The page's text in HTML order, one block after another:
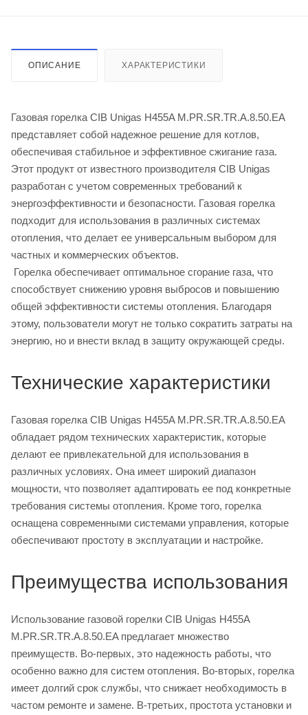
ОПИСАНИЕ ХАРАКТЕРИСТИКИ
Газовая горелка CIB Unigas H455A M.PR.SR.TR.A.8.50.EA
представляет собой надежное решение для котлов,
обеспечивая стабильное и эффективное сжигание газа.
Этот продукт от известного производителя CIB Unigas
разработан с учетом современных требований к
энергоэффективности и безопасности. Газовая горелка
подходит для использования в различных системах
отопления, что делает ее универсальным выбором для
частных и коммерческих объектов.
Горелка обеспечивает оптимальное сгорание газа, что
способствует снижению уровня выбросов и повышению
общей эффективности системы отопления. Благодаря
этому, пользователи могут не только сократить затраты на
энергию, но и внести вклад в защиту окружающей среды.
Технические характеристики
Газовая горелка CIB Unigas H455A M.PR.SR.TR.A.8.50.EA
обладает рядом технических характеристик, которые
делают ее привлекательной для использования в
различных условиях. Она имеет широкий диапазон
мощности, что позволяет адаптировать ее под конкретные
требования системы отопления. Кроме того, горелка
оснащена современными системами управления, которые
обеспечивают простоту в эксплуатации и настройке.
Преимущества использования
Использование газовой горелки CIB Unigas H455A
M.PR.SR.TR.A.8.50.EA предлагает множество
преимуществ. Во-первых, это надежность работы, что
особенно важно для систем отопления. Во-вторых, горелка
имеет долгий срок службы, что снижает необходимость в
частом ремонте и замене. В-третьих, простота установки и